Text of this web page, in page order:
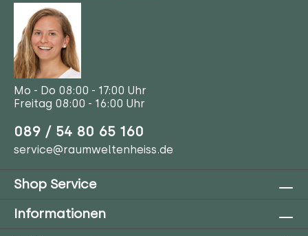
Mo - Do 08:00 - 17:00 Uhr
Freitag 08:00 - 16:00 Uhr
089 / 54 80 65 160
service@raumweltenheiss.de
Shop Service
Informationen